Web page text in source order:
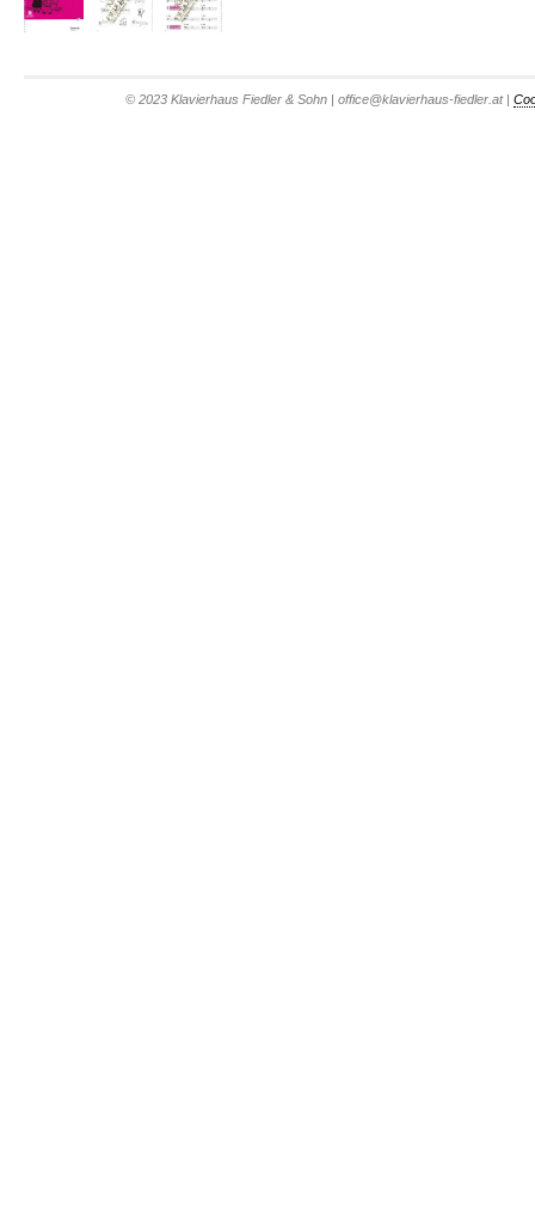
© 2023 Klavierhaus Fiedler & Sohn | office@klavierhaus-fiedler.at |